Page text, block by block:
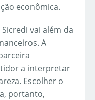
econômica.
vai além da
A
a interpretar
Escolher o
portanto,